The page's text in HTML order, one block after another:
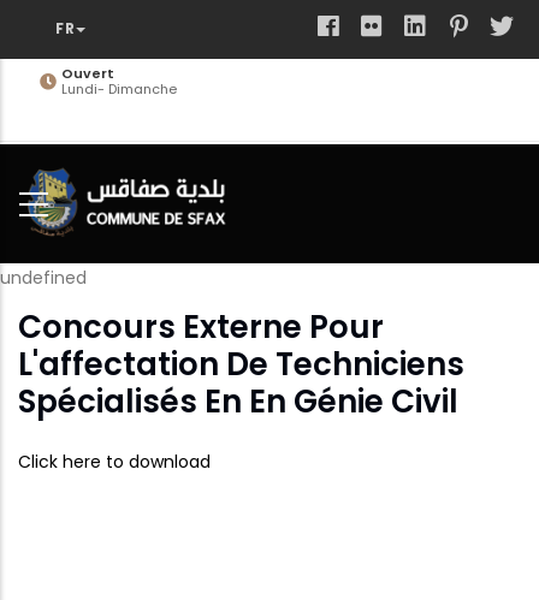
contenuOuvert
Lundi- Dimanche
undefined
Concours Externe Pour
L'affectation De Techniciens
Spécialisés En En Génie Civil
Click here to download